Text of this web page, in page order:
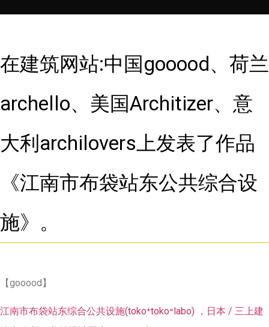
在建筑网站:中国gooood、荷兰
archello、美国Architizer、意
大利archilovers上发表了作品
《江南市布袋站东公共综合设
施》。
【gooood】
江南市布袋站东综合公共设施(toko⁺toko⁼labo) ，日本 / 三上建